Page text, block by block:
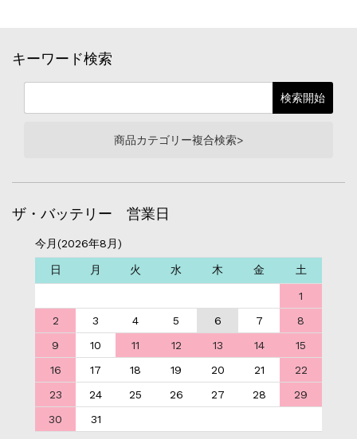
キーワード検索
商品カテゴリー複合検索>
ザ・バッテリー 営業日
今月(2026年8月)
日 月 火 水 木 金 土
1
2
3 4 5 6 7
8
9
10 11 12 13 14
15
16
17 18 19 20 21
22
23
24 25 26 27 28
29
30
31